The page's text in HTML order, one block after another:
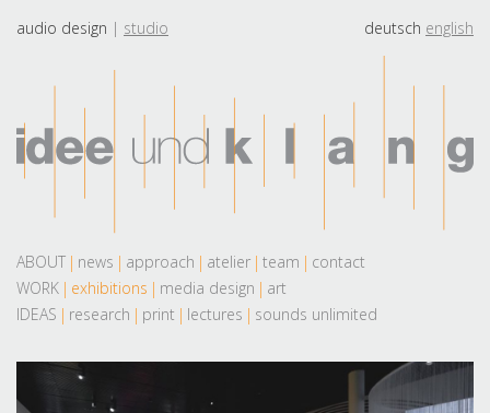
audio design studio deutsch english
ABOUT news approach atelier team
contact
WORK
exhibitions media design
art
IDEAS
research print lectures sounds unlimited